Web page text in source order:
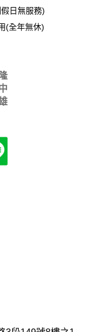
日無服務)
(全年無休)